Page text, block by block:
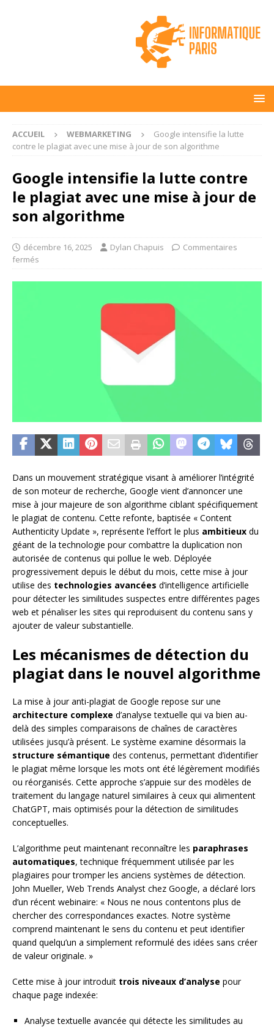
ACCUEIL WEBMARKETING
Google intensifie la lutte
contre le plagiat avec une mise à jour de son algorithme
Google intensifie la lutte contre
le plagiat avec une mise à jour de
son algorithme
décembre 16, 2025 Dylan Chapuis
Commentaires
fermés
Dans un mouvement stratégique visant à améliorer l’intégrité
de son moteur de recherche, Google vient d’annoncer une
mise à jour majeure de son algorithme ciblant spécifiquement
le plagiat de contenu. Cette refonte, baptisée « Content
Authenticity Update », représente l’effort le plus ambitieux du
géant de la technologie pour combattre la duplication non
autorisée de contenus qui pollue le web. Déployée
progressivement depuis le début du mois, cette mise à jour
utilise des technologies avancées d’intelligence artificielle
pour détecter les similitudes suspectes entre différentes pages
web et pénaliser les sites qui reproduisent du contenu sans y
ajouter de valeur substantielle.
Les mécanismes de détection du
plagiat dans le nouvel algorithme
La mise à jour anti-plagiat de Google repose sur une
architecture complexe d’analyse textuelle qui va bien au-
delà des simples comparaisons de chaînes de caractères
utilisées jusqu’à présent. Le système examine désormais la
structure sémantique des contenus, permettant d’identifier
le plagiat même lorsque les mots ont été légèrement modifiés
ou réorganisés. Cette approche s’appuie sur des modèles de
traitement du langage naturel similaires à ceux qui alimentent
ChatGPT, mais optimisés pour la détection de similitudes
conceptuelles.
L’algorithme peut maintenant reconnaître les paraphrases
automatiques, technique fréquemment utilisée par les
plagiaires pour tromper les anciens systèmes de détection.
John Mueller, Web Trends Analyst chez Google, a déclaré lors
d’un récent webinaire: « Nous ne nous contentons plus de
chercher des correspondances exactes. Notre système
comprend maintenant le sens du contenu et peut identifier
quand quelqu’un a simplement reformulé des idées sans créer
de valeur originale. »
Cette mise à jour introduit trois niveaux d’analyse pour
chaque page indexée:
Analyse textuelle avancée qui détecte les similitudes au